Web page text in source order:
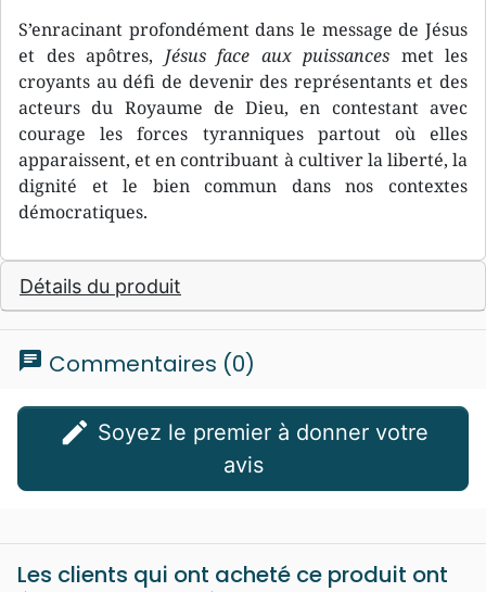
S’enracinant profondément dans le message de Jésus
et des apôtres, Jésus face aux puissances met les
croyants au défi de devenir des représentants et des
acteurs du Royaume de Dieu, en contestant avec
courage les forces tyranniques partout où elles
apparaissent, et en contribuant à cultiver la liberté, la
dignité et le bien commun dans nos contextes
démocratiques.
Détails du produit
chat Commentaires (0)
edit
avis
Les clients qui ont acheté ce produit ont